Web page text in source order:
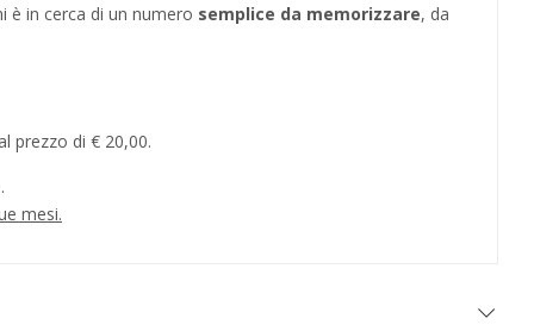
è in cerca di un numero semplice da memorizzare, da
prezzo di € 20,00.
mesi.